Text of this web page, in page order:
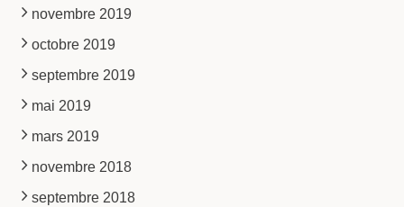
novembre 2019
octobre 2019
septembre 2019
mai 2019
mars 2019
novembre 2018
septembre 2018